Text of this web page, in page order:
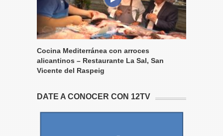
Cocina Mediterránea con arroces
alicantinos – Restaurante La Sal, San
Vicente del Raspeig
DATE A CONOCER CON 12TV